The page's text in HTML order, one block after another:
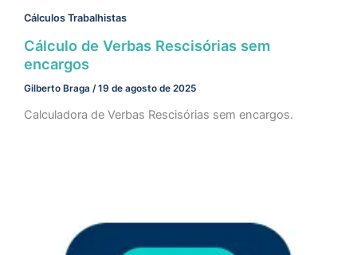
Cálculos Trabalhistas
Cálculo de Verbas Rescisórias sem
encargos
Gilberto Braga /19 de agosto de 2025
Calculadora de Verbas Rescisórias sem encargos.